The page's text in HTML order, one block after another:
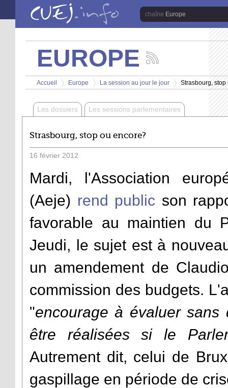
Aller au contenu principal
Europe
EUROPE
les
actualités
de
chaîne
Europe
Vous êtes ici
Accueil
>
Europe
>
La session au jour le jour
>
Strasbourg, stop
Les dossiers Les sessions parlementaires
Strasbourg, stop ou encore?
16 février 2012
Mardi, l'Association
(Aeje) rend public son
favorable au maintien du
Jeudi, le sujet est à
un amendement de
commission des budgets.
"encourage à évaluer
être réalisées si le
Autrement dit, celui de
gaspillage en période de